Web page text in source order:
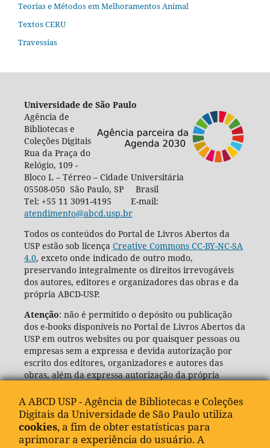
Teorias e Métodos em Melhoramentos Animal
Textos CERU
Travessias
Universidade de São Paulo
Agência de
Bibliotecas e
Coleções Digitais
Rua da Praça do
Relógio, 109 -
Bloco L – Térreo – Cidade Universitária
05508-050 São Paulo, SP Brasil
Tel: +55 11 3091-4195 E-mail:
atendimento@abcd.usp.br
Todos os conteúdos do Portal de Livros Abertos da
USP estão sob licença Creative Commons CC-BY-NC-SA
4.0, exceto onde indicado de outro modo,
preservando integralmente os direitos irrevogáveis
dos autores, editores e organizadores das obras e da
própria ABCD-USP.
Atenção: não é permitido o depósito ou publicação
dos e-books disponíveis no Portal de Livros Abertos da
USP em outros websites ou por quaisquer pessoas ou
empresas sem a expressa e devida autorização por
escrito dos editores, organizadores e autores das
obras, além da expressa autorização da própria
(ABCD-USP).
A ABCD USP - Agência de Bibliotecas e Coleções
Digitais da Universidade de São Paulo utiliza
cookies, a fim de obter estatísticas para
aprimorar a experiência do usuário. A